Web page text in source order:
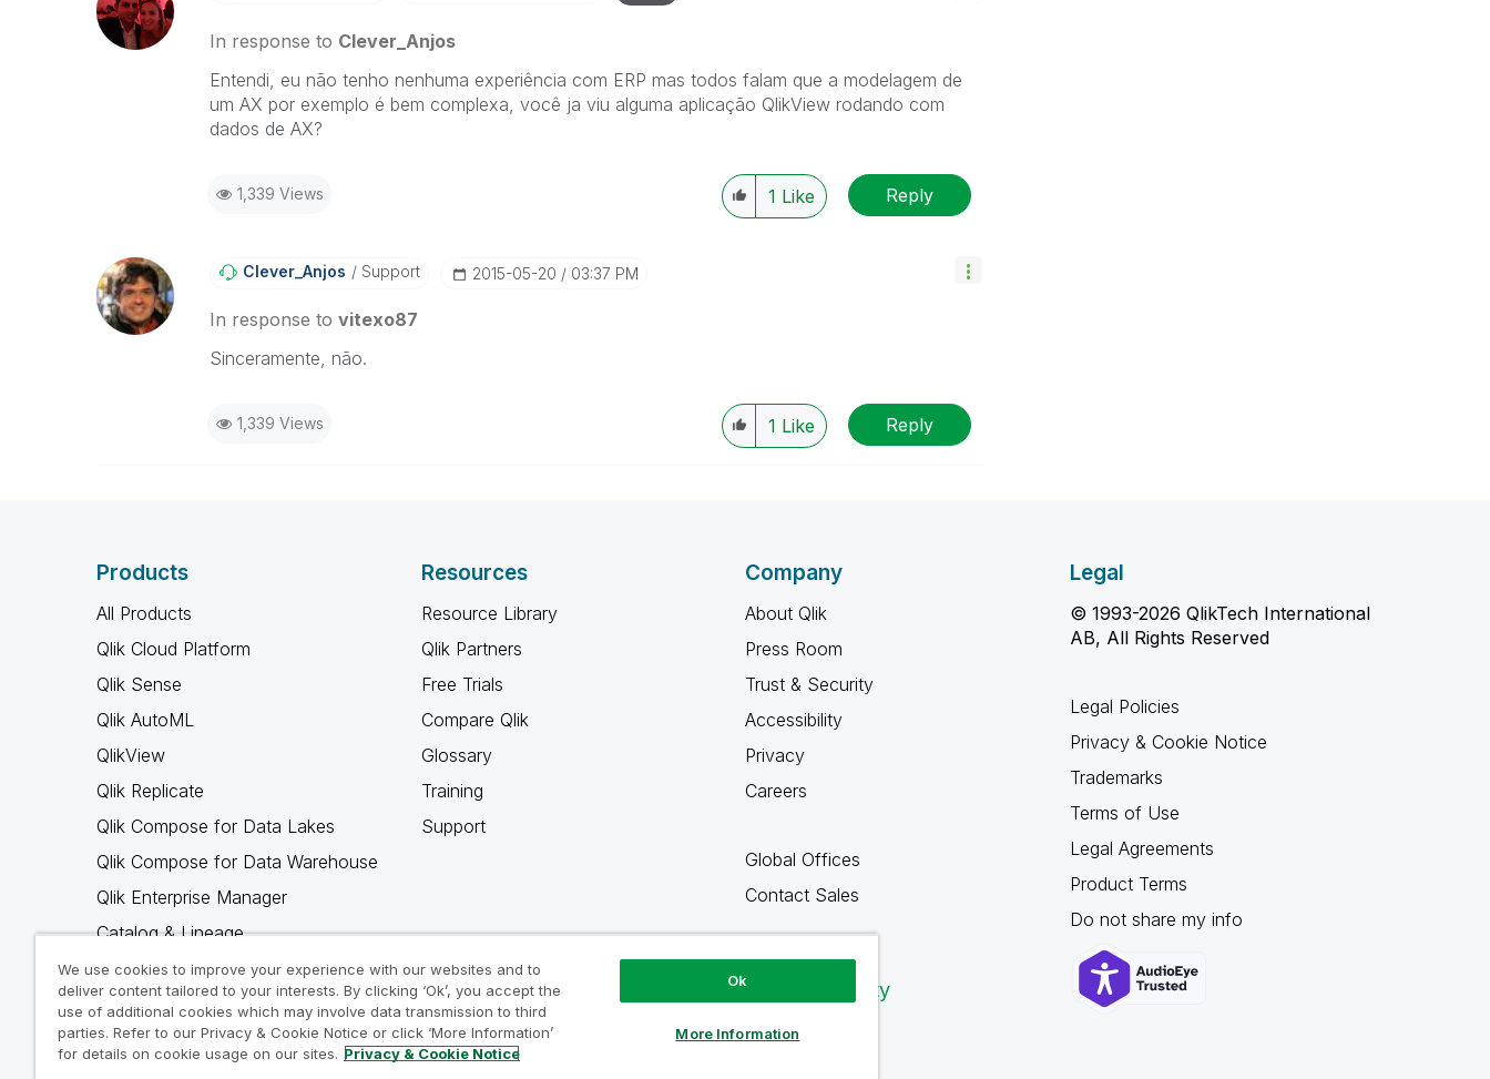
In response to Clever_Anjos
Entendi, eu não tenho nenhuma experiência com ERP mas todos falam que a modelagem de
um AX por exemplo é bem complexa, você ja viu alguma aplicação QlikView rodando com
dados de AX?
1,339 Views 1 Like Reply
Clever_Anjos Support ‎2015-05-20 03:37 PM
In response to vitexo87
Sinceramente, não.
1,339 Views 1 Like Reply
Products
All Products
Qlik Cloud Platform
Qlik Sense
Qlik AutoML
QlikView
Qlik Replicate
Qlik Compose for Data Lakes
Qlik Compose for Data Warehouse
Qlik Enterprise Manager
Catalog & Lineage
Qlik Gold Client
Why Qlik
Resources
Resource Library
Qlik Partners
Free Trials
Compare Qlik
Glossary
Training
Support
Company
About Qlik
Press Room
Trust & Security
Accessibility
Privacy
Careers
Global Offices
Contact Sales
Qlik Community
Legal
© 1993-2026 QlikTech International
AB, All Rights Reserved
Legal Policies
Privacy & Cookie Notice
Trademarks
Terms of Use
Legal Agreements
Product Terms
Do not share my info
We use cookies to improve your experience with our websites and to
deliver content tailored to your interests. By clicking ‘Ok’, you accept the
use of additional cookies which may involve data transmission to third
parties. Refer to our Privacy & Cookie Notice or click ‘More Information’
for details on cookie usage on our sites. Privacy & Cookie Notice
Ok
More Information